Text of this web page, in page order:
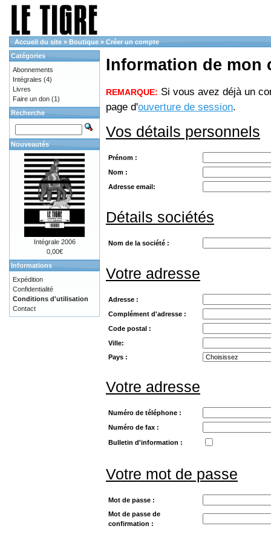
Accueil du site » Boutique » Créer un compte
Information de mon
REMARQUE: Si vous avez déjà un
page d'ouverture de session.
Vos détails personnels
Prénom :
Nom :
Adresse email:
Détails sociétés
Nom de la société :
Votre adresse
Adresse :
Complément d'adresse :
Code postal :
Ville:
Pays :
Votre adresse
Numéro de téléphone :
Numéro de fax :
Bulletin d'information :
Votre mot de passe
Mot de passe :
Mot de passe de
confirmation :
Catégories
Abonnements
Intégrales (4)
Livres
Faire un don (1)
Recherche
Nouveautés
Intégrale 2006
0,00€
Informations
Expédition
Confidentialité
Conditions d'utilisation
Contact